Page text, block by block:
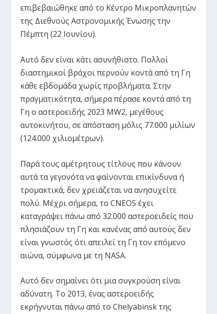
επιβεβαιώθηκε από το Κέντρο Μικροπλανητών
της Διεθνούς Αστρονομικής Ένωσης την
Πέμπτη (22 Ιουνίου).
Αυτό δεν είναι κάτι ασυνήθιστο. Πολλοί
διαστημικοί βράχοι περνούν κοντά από τη Γη
κάθε εβδομάδα χωρίς προβλήματα. Στην
πραγματικότητα, σήμερα πέρασε κοντά από τη
Γη ο αστεροειδής 2023 MW2, μεγέθους
αυτοκινήτου, σε απόσταση μόλις 77.000 μιλίων
(124.000 χιλιομέτρων).
Παρά τους αμέτρητους τίτλους που κάνουν
αυτά τα γεγονότα να φαίνονται επικίνδυνα ή
τρομακτικά, δεν χρειάζεται να ανησυχείτε
πολύ. Μέχρι σήμερα, το CNEOS έχει
καταγράψει πάνω από 32.000 αστεροειδείς που
πλησιάζουν τη Γη και κανένας από αυτούς δεν
είναι γνωστός ότι απειλεί τη Γη τον επόμενο
αιώνα, σύμφωνα με τη NASA.
Αυτό δεν σημαίνει ότι μια συγκρούση είναι
αδύνατη. Το 2013, ένας αστεροειδής
εκρήγνυται πάνω από το Chelyabinsk της